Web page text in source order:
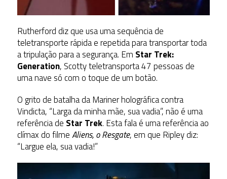
Rutherford diz que usa uma sequência de
teletransporte rápida e repetida para transportar toda
a tripulação para a segurança. Em Star Trek:
Generation, Scotty teletransporta 47 pessoas de
uma nave só com o toque de um botão.
O grito de batalha da Mariner holográfica contra
Vindicta, “Larga da minha mãe, sua vadia”, não é uma
referência de Star Trek. Esta fala é uma referência ao
clímax do filmeAliens, o Resgate, em que Ripley diz:
“Largue ela, sua vadia!”